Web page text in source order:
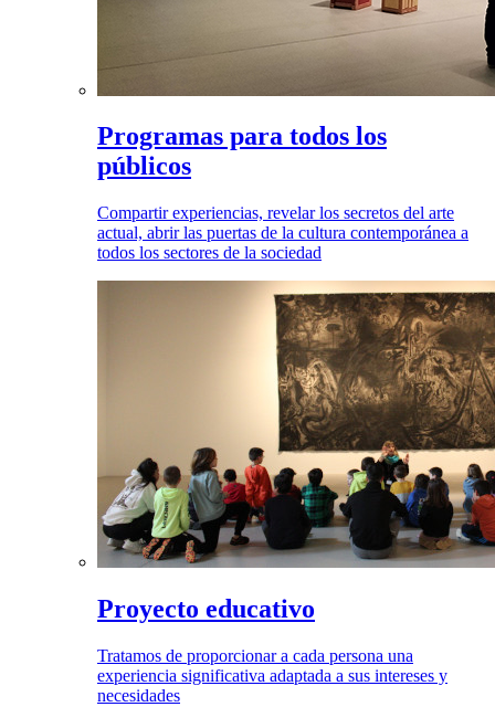
Programas para todos los
públicos
Compartir experiencias, revelar los secretos del arte
actual, abrir las puertas de la cultura contemporánea a
todos los sectores de la sociedad
Proyecto educativo
Tratamos de proporcionar a cada persona una
experiencia significativa adaptada a sus intereses y
necesidades